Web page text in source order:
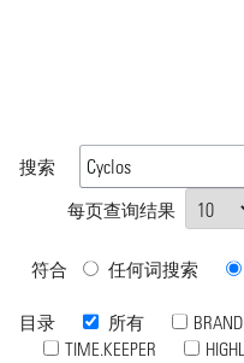
搜索
每页查询结果
符合 任何词搜索
目录 所有
TIME.KEEPER